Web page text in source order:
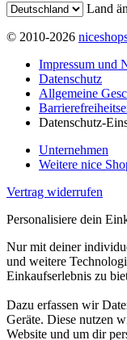
Land
© 2010-2026
Impressum und
Datenschutz
Allgemeine
Datenschutz-
Unternehmen
Weitere nice
Vertrag widerrufen
Personalisiere dein
Nur mit deiner
und weitere
Einkaufserlebnis zu
Dazu erfassen wir
Geräte. Diese nutzen
Website und um dir